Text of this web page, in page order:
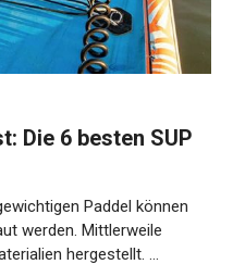
Die 6 besten SUP
Paddel können
werden. Mittlerweile
hergestellt. …